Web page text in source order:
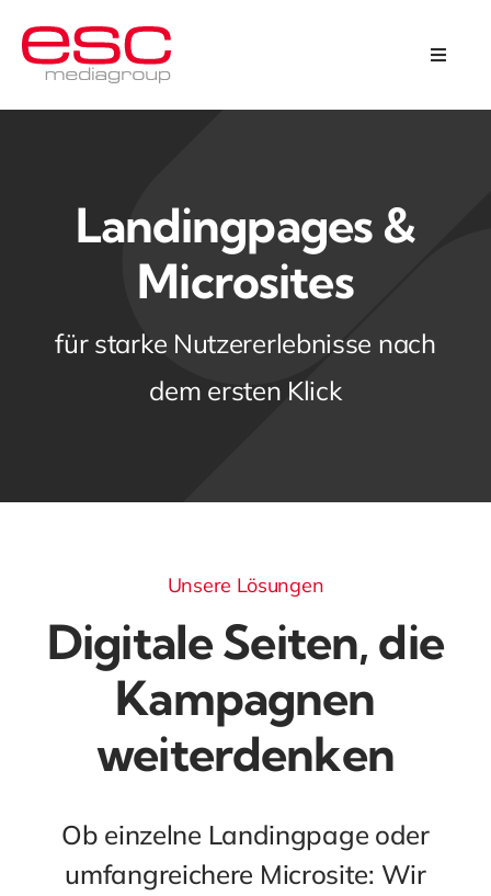
Toggle
Programmatic Omnichannel
Karriere
Landingpages &
Microsites
für starke Nutzererlebnisse nach
dem ersten Klick
Unsere Lösungen
Digitale Seiten, die
Kampagnen
weiterdenken
Ob einzelne Landingpage oder
umfangreichere Microsite: Wir